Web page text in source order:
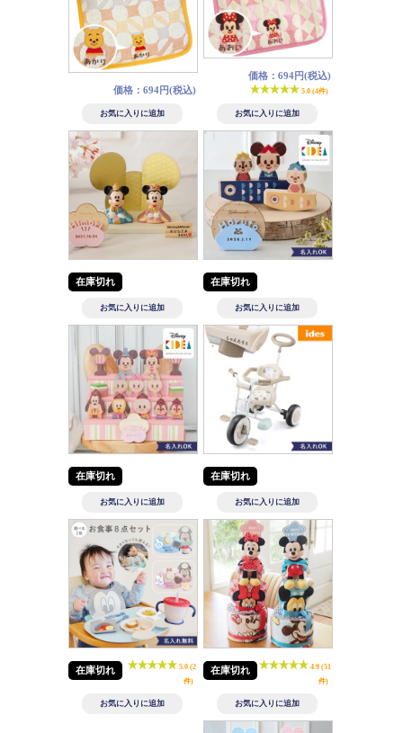
価格：694円(税込)
価格：694円(税込)
5.0 (4件)
在庫切れ 在庫切れ
在庫切れ 在庫切れ
在庫切れ
5.0 (2
件)
在庫切れ
4.9 (51
件)